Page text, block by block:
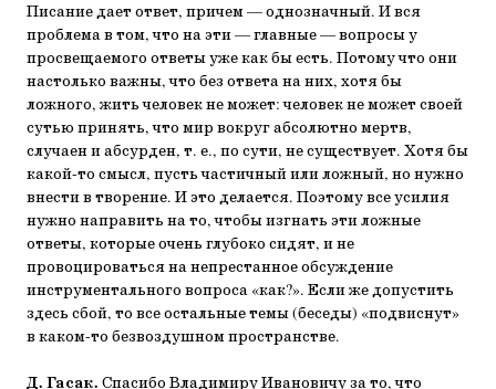
Писание дает ответ, причем — однозначный. И вся
проблема в том, что на эти — главные — вопросы у
просвещаемого ответы уже как бы есть. Потому что они
настолько важны, что без ответа на них, хотя бы
ложного, жить человек не может: человек не может своей
сутью принять, что мир вокруг абсолютно мертв,
случаен и абсурден, т. е., по сути, не существует. Хотя бы
какой-то смысл, пусть частичный или ложный, но нужно
внести в творение. И это делается. Поэтому все усилия
нужно направить на то, чтобы изгнать эти ложные
ответы, которые очень глубоко сидят, и не
провоцироваться на непрестанное обсуждение
инструментального вопроса «как?». Если же допустить
здесь сбой, то все остальные темы (беседы) «подвиснут»
в каком-то безвоздушном пространстве.
Д. Гасак. Спасибо Владимиру Ивановичу за то, что